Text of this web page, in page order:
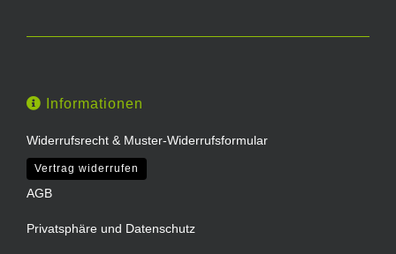
Informationen
Widerrufsrecht & Muster-Widerrufsformular
Vertrag widerrufen
AGB
Privatsphäre und Datenschutz